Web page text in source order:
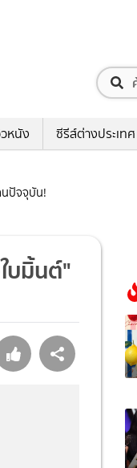
หนัง ซีรีส์ต่างประเทศ
นปัจจุบัน!
บมิ้นต์"